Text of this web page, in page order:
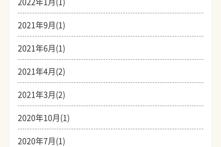
2021年9月(1)
2021年6月(1)
2021年4月(2)
2021年3月(2)
2020年10月(1)
2020年7月(1)